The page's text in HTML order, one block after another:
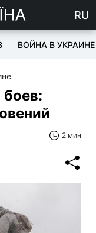
RU
ВОЙНА В УКРАИНЕ
боев:
2 мин